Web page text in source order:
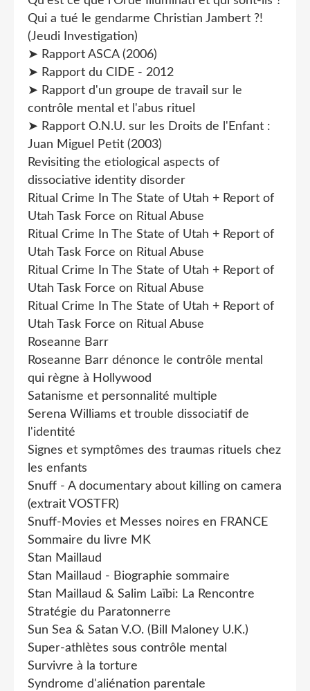
Qui a tué le gendarme Christian Jambert ?!
(Jeudi Investigation)
➤ Rapport ASCA (2006)
➤ Rapport du CIDE - 2012
➤ Rapport d'un groupe de travail sur le
contrôle mental et l'abus rituel
➤ Rapport O.N.U. sur les Droits de l'Enfant :
Juan Miguel Petit (2003)
Revisiting the etiological aspects of
dissociative identity disorder
Ritual Crime In The State of Utah + Report of
Utah Task Force on Ritual Abuse
Ritual Crime In The State of Utah + Report of
Utah Task Force on Ritual Abuse
Ritual Crime In The State of Utah + Report of
Utah Task Force on Ritual Abuse
Ritual Crime In The State of Utah + Report of
Utah Task Force on Ritual Abuse
Roseanne Barr
Roseanne Barr dénonce le contrôle mental
qui règne à Hollywood
Satanisme et personnalité multiple
Serena Williams et trouble dissociatif de
l'identité
Signes et symptômes des traumas rituels chez
les enfants
Snuff - A documentary about killing on camera
(extrait VOSTFR)
Snuff-Movies et Messes noires en FRANCE
Sommaire du livre MK
Stan Maillaud
Stan Maillaud - Biographie sommaire
Stan Maillaud & Salim Laïbi: La Rencontre
Stratégie du Paratonnerre
Sun Sea & Satan V.O. (Bill Maloney U.K.)
Super-athlètes sous contrôle mental
Survivre à la torture
Syndrome d'aliénation parentale